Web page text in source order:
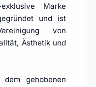
Marke
und ist
von
Ästhetik und
gehobenen